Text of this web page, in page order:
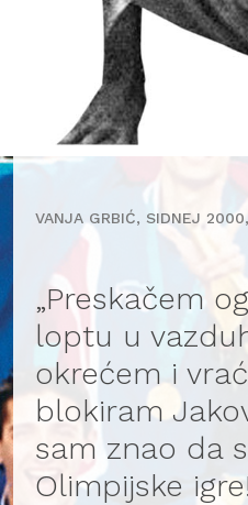
VANJA GRBIĆ, SIDNEJ
„Preskačem
loptu u
okrećem i
blokiram
sam znao da
Olimpijske